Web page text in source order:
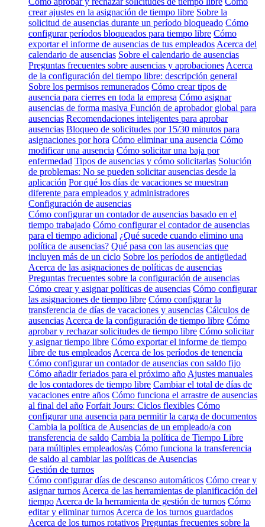
crear ajustes en la asignación de tiempo libre Sobre la
solicitud de ausencias durante un período bloqueado Cómo
configurar períodos bloqueados para tiempo libre Cómo
exportar el informe de ausencias de tus empleados Acerca del
calendario de ausencias Sobre el calendario de ausencias
Preguntas frecuentes sobre ausencias y aprobaciones Acerca
de la configuración del tiempo libre: descripción general
Sobre los permisos remunerados Cómo crear tipos de
ausencia para cierres en toda la empresa Cómo asignar
ausencias de forma masiva Función de aprobador global para
ausencias Recomendaciones inteligentes para aprobar
ausencias Bloqueo de solicitudes por 15/30 minutos para
asignaciones por hora Cómo eliminar una ausencia Cómo
modificar una ausencia Cómo solicitar una baja por
enfermedad Tipos de ausencias y cómo solicitarlas Solución
de problemas: No se pueden solicitar ausencias desde la
aplicación Por qué los días de vacaciones se muestran
diferente para empleados y administradores
Configuración de ausencias
Cómo configurar un contador de ausencias basado en el
tiempo trabajado Cómo configurar el contador de ausencias
para el tiempo adicional ¿Qué sucede cuando elimino una
política de ausencias? Qué pasa con las ausencias que
incluyen más de un ciclo Sobre los períodos de antigüedad
Acerca de las asignaciones de políticas de ausencias
Preguntas frecuentes sobre la configuración de ausencias
Cómo crear y asignar políticas de ausencias Cómo configurar
las asignaciones de tiempo libre Cómo configurar la
transferencia de días de vacaciones y ausencias Cálculos de
ausencias Acerca de la configuración de tiempo libre Cómo
aprobar y rechazar solicitudes de tiempo libre Cómo solicitar
y asignar tiempo libre Cómo exportar el informe de tiempo
libre de tus empleados Acerca de los períodos de tenencia
Cómo configurar un contador de ausencias con saldo fijo
Cómo añadir feriados para el próximo año Ajustes manuales
de los contadores de tiempo libre Cambiar el total de días de
vacaciones entre años Cómo funciona el arrastre de ausencias
al final del año Forfait Jours: Ciclos flexibles Cómo
configurar una ausencia para permitir la carga de documentos
Cambia la política de Ausencias de un empleado/a con
transferencia de saldo Cambia la política de Tiempo Libre
para múltiples empleados/as Cómo funciona la transferencia
de saldo al cambiar las políticas de Ausencias
Gestión de turnos
Cómo configurar días de descanso automáticos Cómo crear y
asignar turnos Acerca de las herramientas de planificación del
tiempo Acerca de la herramienta de gestión de turnos Cómo
editar y eliminar turnos Acerca de los turnos guardados
Acerca de los turnos rotativos Preguntas frecuentes sobre la